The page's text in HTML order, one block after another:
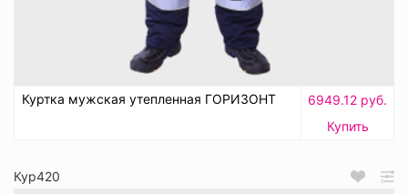
Куртка мужская утепленная ГОРИЗОНТ
6949.12 руб.
Купить
Кур420